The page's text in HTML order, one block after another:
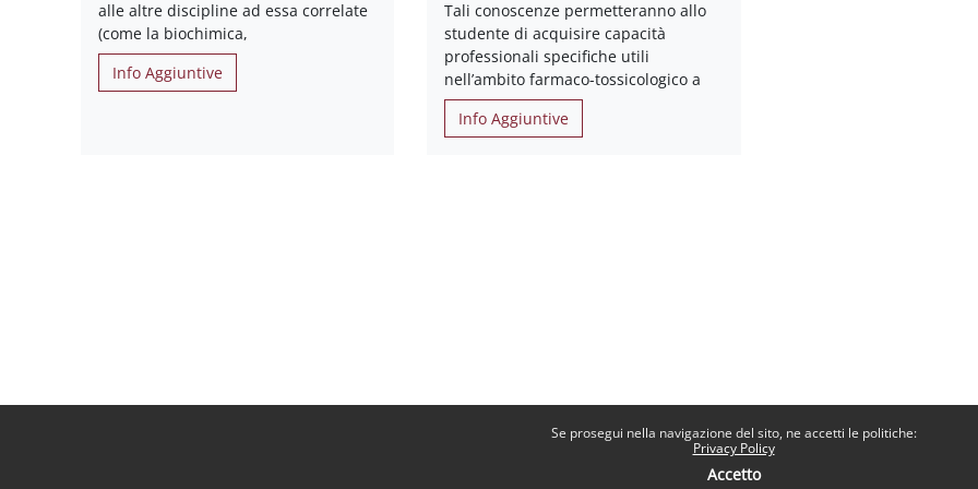
Se prosegui nella navigazione del sito, ne accetti le politiche:
Privacy Policy
Accetto
alle altre discipline ad essa correlate
(come la biochimica,
Info Aggiuntive
Tali conoscenze permetteranno allo
studente di acquisire capacità
professionali specifiche utili
nell’ambito farmaco-tossicologico a
Info Aggiuntive